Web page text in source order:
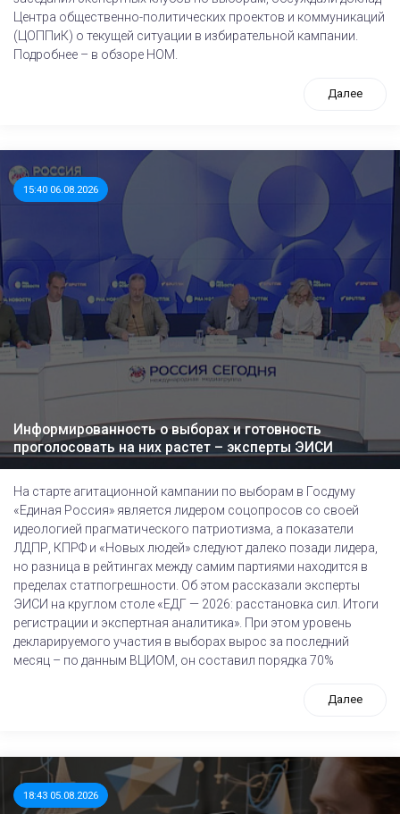
Центра общественно-политических проектов и коммуникаций
(ЦОППиК) о текущей ситуации в избирательной кампании.
Подробнее – в обзоре НОМ.
Далее
15:40 06.08.2026
Информированность о выборах и готовность
проголосовать на них растет – эксперты ЭИСИ
На старте агитационной кампании по выборам в Госдуму
«Единая Россия» является лидером соцопросов со своей
идеологией прагматического патриотизма, а показатели
ЛДПР, КПРФ и «Новых людей» следуют далеко позади лидера,
но разница в рейтингах между самим партиями находится в
пределах статпогрешности. Об этом рассказали эксперты
ЭИСИ на круглом столе «ЕДГ — 2026: расстановка сил. Итоги
регистрации и экспертная аналитика». При этом уровень
декларируемого участия в выборах вырос за последний
месяц – по данным ВЦИОМ, он составил порядка 70%
Далее
18:43 05.08.2026